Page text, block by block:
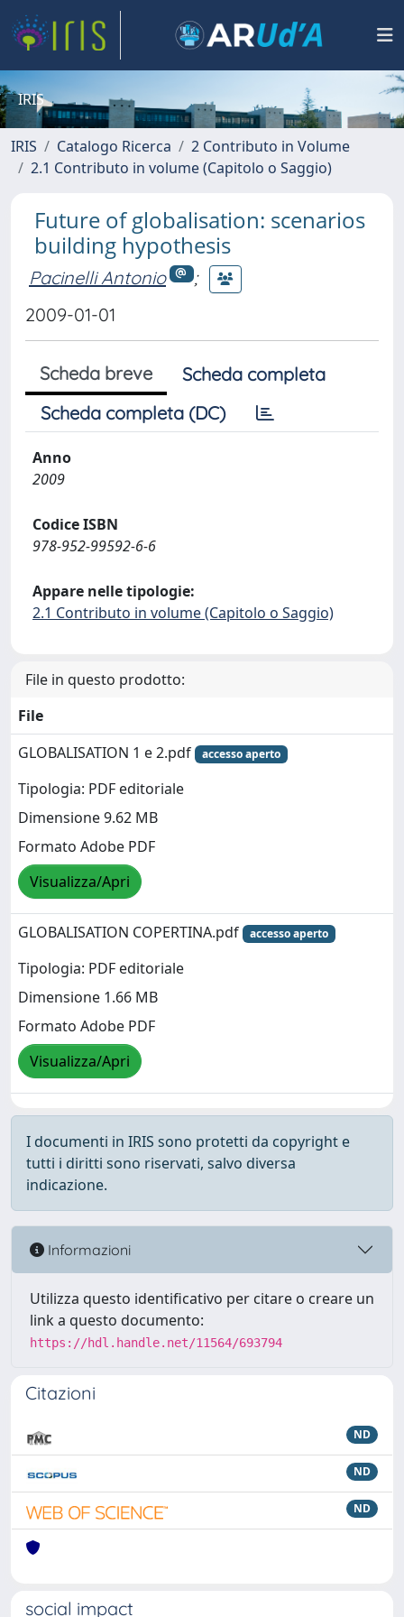
IRIS
IRIS Catalogo Ricerca
2 Contributo in Volume
2.1 Contributo in volume (Capitolo o Saggio)
Future of globalisation: scenarios
building hypothesis
Pacinelli Antonio
;
2009-01-01
Scheda breve
Scheda completa
Scheda completa (DC)
Anno
2009
Codice ISBN
978-952-99592-6-6
Appare nelle tipologie:
2.1 Contributo in volume (Capitolo o Saggio)
File in questo prodotto:
File
GLOBALISATION 1 e 2.pdf
accesso aperto
Tipologia: PDF editoriale
Dimensione 9.62 MB
Formato Adobe PDF
Visualizza/Apri
GLOBALISATION COPERTINA.pdf accesso aperto
Tipologia: PDF editoriale
Dimensione 1.66 MB
Formato Adobe PDF
Visualizza/Apri
I documenti in IRIS sono protetti da copyright e
tutti i diritti sono riservati, salvo diversa
indicazione.
Informazioni
Utilizza questo identificativo per citare o creare un
link a questo documento:
https://hdl.handle.net/11564/693794
Citazioni
ND
ND
ND
social impact